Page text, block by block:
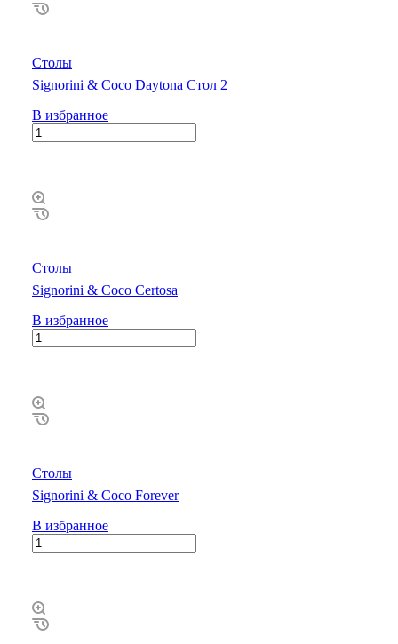
Столы
Signorini & Coco Daytona Стол 2
В избранное
Столы
Signorini & Coco Certosa
В избранное
Столы
Signorini & Coco Forever
В избранное